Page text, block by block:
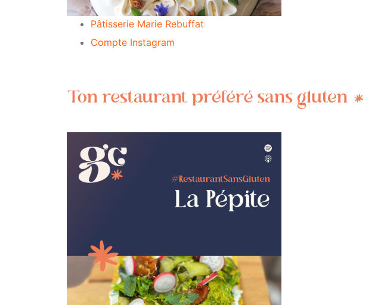
Pâtisserie Marie Rebuffat
Compte Instagram